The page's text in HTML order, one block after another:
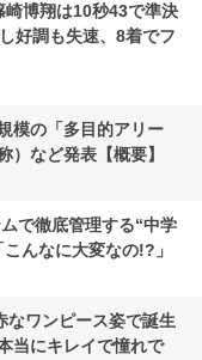
博翔は10秒43で準決
好調も失速、8着でフ
模の「多目的アリー
など発表【概要】
で徹底管理する“中学
んなに大変なの!?」
なワンピース姿で誕生
当にキレイで憧れで